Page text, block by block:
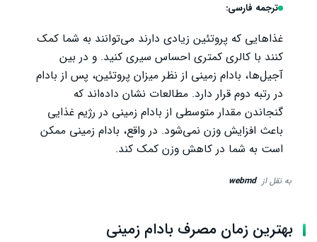
ترجمه فارسی:
غذاهایی که پروتئین زیادی دارند می‌توانند به شما کمک
کنند با کالری کمتری احساس سیری کنید. و در بین
آجیل‌ها، بادام زمینی از نظر میزان پروتئین، پس از بادام
در رتبه دوم قرار دارد. مطالعات نشان داده‌اند که
گنجاندن مقدار متوسطی از بادام زمینی در رژیم غذایی
باعث افزایش وزن نمی‌شود. در واقع، بادام زمینی ممکن
است به شما در کاهش وزن کمک کند.
به نقل از webmd
بهترین زمان مصرف بادام زمینی